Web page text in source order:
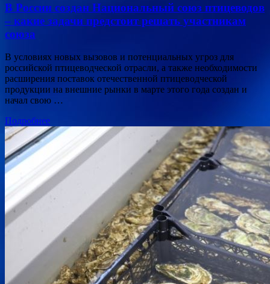
В России создан Национальный союз птицеводов
– какие задачи предстоит решать участникам
союза
В условиях новых вызовов и потенциальных угроз для
российской птицеводческой отрасли, а также необходимости
расширения поставок отечественной птицеводческой
продукции на внешние рынки в марте этого года создан и
начал свою …
Подробнее